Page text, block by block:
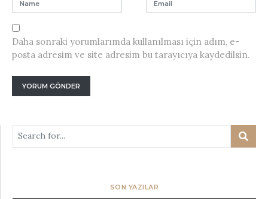
Daha sonraki yorumlarımda kullanılması için adım, e-
posta adresim ve site adresim bu tarayıcıya kaydedilsin.
SON YAZILAR